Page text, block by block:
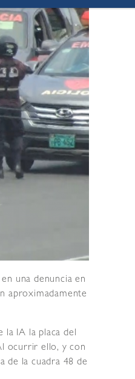
una denuncia en
aproximadamente
la IA la placa del
ocurrir ello, y con
de la cuadra 48 de